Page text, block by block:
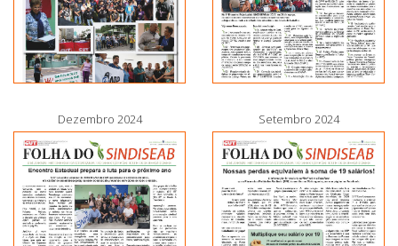
Dezembro 2024 Setembro 2024